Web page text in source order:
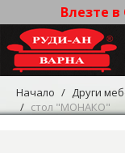
Влезте
Начало Други
стол "МОНАКО"